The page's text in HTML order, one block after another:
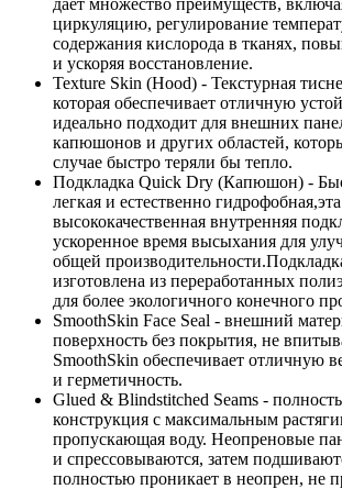
циркуляцию, регулирование
содержания кислорода в тканях,
и ускоряя восстановление.
Texture Skin (Hood) - Текстурная
которая обеспечивает отличную
идеально подходит для внешних
капюшонов и других областей,
случае быстро теряли бы тепло.
Подкладка Quick Dry (Капюшон) -
легкая и естественно гидрофобная,эта
высококачественная внутренняя
ускоренное время высыхания для
общей
изготовлена ​​из переработанных
для более экологичного конечного
SmoothSkin Face Seal - внешний
поверхность без покрытия, не
SmoothSkin обеспечивает отличную
и герметичность.
Glued & Blindstitched Seams - п
конструкция с максимальным
пропускающая воду. Неопреновые
и спрессовываются, затем
полностью проникает в неопрен, не